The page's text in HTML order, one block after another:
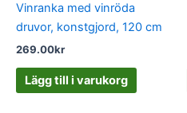
Vinranka med vinröda
druvor, konstgjord, 120 cm
269.00kr
Lägg till i varukorg